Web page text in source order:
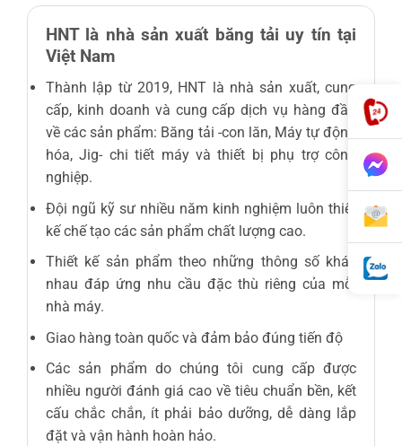
HNT là nhà sản xuất băng tải uy tín tại
Việt Nam
Thành lập từ 2019, HNT là nhà sản xuất, cung
cấp, kinh doanh và cung cấp dịch vụ hàng đầu
về các sản phẩm: Băng tải -con lăn, Máy tự động
hóa, Jig- chi tiết máy và thiết bị phụ trợ công
nghiệp.
Đội ngũ kỹ sư nhiều năm kinh nghiệm luôn thiết
kế chế tạo các sản phẩm chất lượng cao.
Thiết kế sản phẩm theo những thông số khác
nhau đáp ứng nhu cầu đặc thù riêng của mỗi
nhà máy.
Giao hàng toàn quốc và đảm bảo đúng tiến độ
Các sản phẩm do chúng tôi cung cấp được
nhiều người đánh giá cao về tiêu chuẩn bền, kết
cấu chắc chắn, ít phải bảo dưỡng, dễ dàng lắp
đặt và vận hành hoàn hảo.